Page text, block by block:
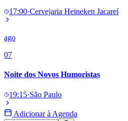
17:00·Cervejaria Heineken Jacareí
ago
07
Noite dos Novos Humoristas
19:15·São Paulo
Adicionar à Agenda